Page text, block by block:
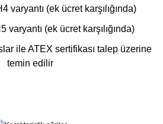
varyantı (ek ücret karşılığında)
varyantı (ek ücret karşılığında)
ile ATEX sertifikası talep üzerine
temin edilir